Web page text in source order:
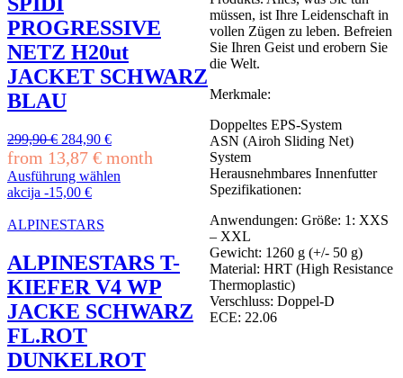
müssen, ist Ihre Leidenschaft in
vollen Zügen zu leben. Befreien
Sie Ihren Geist und erobern Sie
die Welt.
Merkmale:
Doppeltes EPS-System
ASN (Airoh Sliding Net)
System
Herausnehmbares Innenfutter
Spezifikationen:
Anwendungen: Größe: 1: XXS
– XXL
Gewicht: 1260 g (+/- 50 g)
Material: HRT (High Resistance
Thermoplastic)
Verschluss: Doppel-D
ECE: 22.06
PROGRESSIVE
NETZ H20ut
JACKET SCHWARZ
BLAU
299,90€ Ursprünglicher
Preis
war:
299,90 €
284,90 €Aktueller
Preis
ist:
284,90 €.
from 13,87 € month
Ausführung wählen
Dieses
weist
Varianten
auf.
Die
Optionen
können
auf
der
Produktseite
akcija -15,00 €
ALPINESTARS
ALPINESTARS T-
KIEFER V4 WP
JACKE SCHWARZ
FL.ROT
DUNKELROT